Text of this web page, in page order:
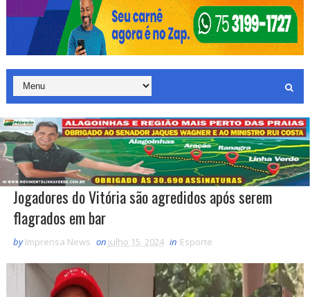
Jogadores do Vitória são agredidos após serem
flagrados em bar
by Imprensa News on julho 15, 2024 in Esporte